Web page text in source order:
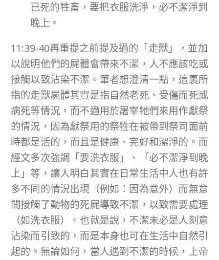
已死的牲畜，要把衣服洗淨，必不潔淨到
晚上。
11:39-40再重提之前提及過的「走獸」，並加
以說明他們的屍體會帶來不潔，人不應該吃或
接觸以致沾染不潔。筆者想澄清一點，這裏所
指的走獸屍體其實是指自然老死、受傷而死或
病死等情況，而不適用於屠宰牠們來用作獻祭
的情況，因為獻祭用的祭牲在被帶到祭司面前
時都是活的，而且是健康、完好和潔淨的。而
經文多次強調「要洗衣服」、「必不潔淨到晚
上」等，讓人明白其實在日常生活中人也有許
多不同的情況出現（例如：因為意外）而無意
間接觸了動物的死屍導致不潔，以致需要處理
（如洗衣服）。也就是說，不潔未必是人刻意
沾染而引致的，而是本身也可在生活中自然引
起的。無論如何，當人遇到不潔的時候，上帝